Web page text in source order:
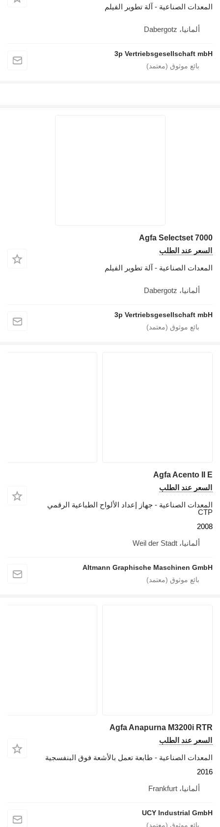
المعدات الصناعية - آلة تطوير الفيلم
ألمانيا، Dabergotz
3p Vertriebsgesellschaft mbH
Agfa Selectset 7000
السعر عند الطلب
المعدات الصناعية - آلة تطوير الفيلم
ألمانيا، Dabergotz
3p Vertriebsgesellschaft mbH
Agfa Acento II E
السعر عند الطلب
المعدات الصناعية - جهاز إعداد الألواح الطباعية الرقمي
CTP
2008
ألمانيا، Weil der Stadt
Altmann Graphische Maschinen GmbH
Agfa Anapurna M3200i RTR
السعر عند الطلب
المعدات الصناعية - طابعة تعمل بالأشعة فوق البنفسجية
2016
ألمانيا، Frankfurt
UCY Industrial GmbH